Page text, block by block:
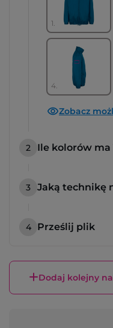
1.
4.
Zobacz
2 Ile kolorów ma
3 Jaką technikę
4 Prześlij plik
Dodaj kolejny